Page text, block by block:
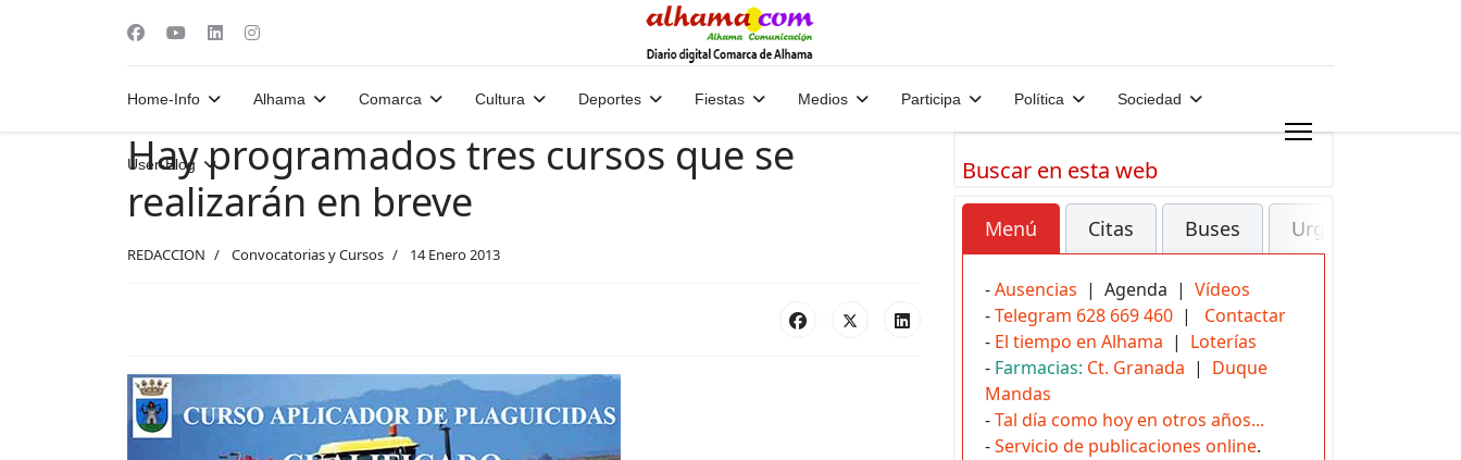
Home-Info Alhama Comarca Cultura Deportes Fiestas Medios Participa Política Sociedad
User-Blog
Hay programados tres cursos que se
realizarán en breve
REDACCION Convocatorias y Cursos 14 Enero 2013
Buscar en esta web
Menú Citas Buses Urgencias
-Ausencias | Agenda | Vídeos
-Telegram 628 669 460 | Contactar
- El tiempo en Alhama | Loterías
- Farmacias: Ct. Granada | Duque
Mandas
-Tal día como hoy en otros años...
-Servicio de publicaciones online.